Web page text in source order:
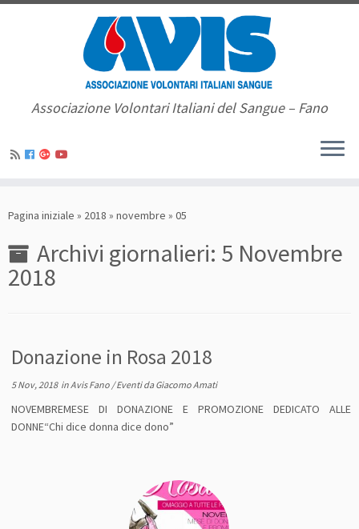
Associazione Volontari Italiani del Sangue – Fano
Pagina iniziale » 2018 » novembre » 05
Archivi giornalieri: 5 Novembre
2018
Donazione in Rosa 2018
5 Nov, 2018inAvis Fano /EventidaGiacomo Amati
NOVEMBREMESE DI DONAZIONE E PROMOZIONE DEDICATO ALLE
DONNE“Chi dice donna dice dono”